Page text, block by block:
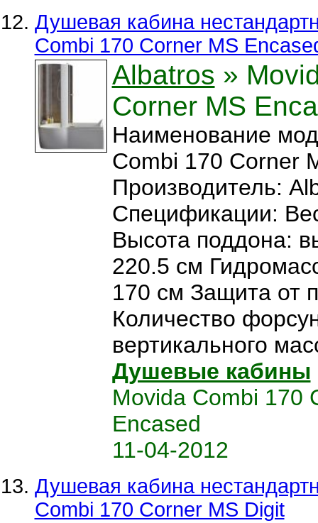
Душевая кабина
Combi 170 Corner MS
Albatros »
Corner MS
Наименование
Combi 170 Corner
Производитель:
Спецификации:
Высота поддона:
220.5 см
170 см Защита от
Количество
вертикального
Душевые кабины
Movida Combi 170
Encased
11-04-2012
Душевая кабина
Combi 170 Corner MS Digit